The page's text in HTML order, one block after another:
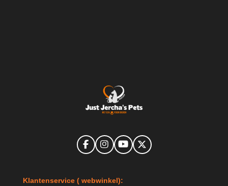
F
a
b
I
n
a
Y
o
u
X
Klantenservice ( webwinkel):